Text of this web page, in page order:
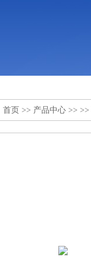
首页 >> 产品中心 >> >>